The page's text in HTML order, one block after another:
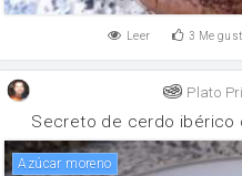
Leer 3 Me
Plato
Secreto de cerdo ibérico
Azúcar moreno